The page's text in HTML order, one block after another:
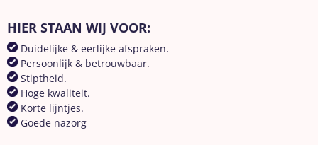
HIER STAAN WIJ VOOR:
Duidelijke & eerlijke afspraken.
Persoonlijk & betrouwbaar.
Stiptheid.
Hoge kwaliteit.
Korte lijntjes.
Goede nazorg